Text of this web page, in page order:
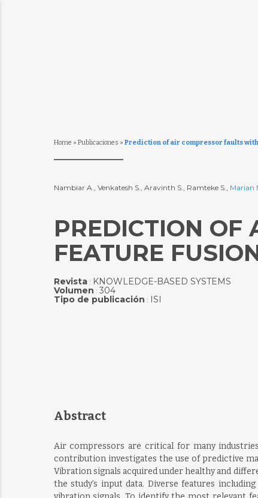
Home » Publicaciones » Prediction of air compressor faults
Nambiar A., Venkatesh S., Aravinth S., Ramteke S., Marian
PREDICTION OF
FEATURE
Revista: KNOWLEDGE-BASED SYSTEMS
Volumen : 304
Tipo de publicación : ISI
Abstract
Air compressors are critical for many
contribution investigates the use of predictive
Vibration signals acquired under healthy and
the study’s input data. Diverse features